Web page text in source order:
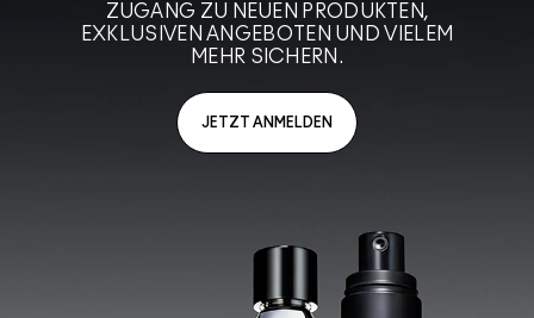
ZUGANG ZU NEUEN PRODUKTEN,
EXKLUSIVEN ANGEBOTEN UND VIELEM
MEHR SICHERN.
JETZT ANMELDEN